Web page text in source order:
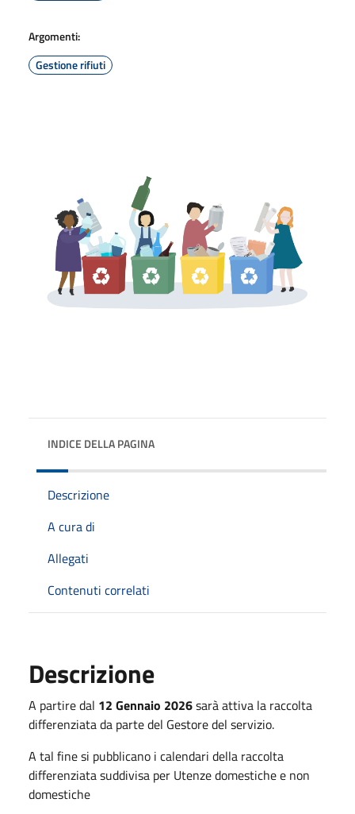
Argomenti:
Gestione rifiuti
INDICE DELLA PAGINA
Descrizione
A cura di
Allegati
Contenuti correlati
Descrizione
A partire dal 12 Gennaio 2026sarà attiva la raccolta
differenziata da parte del Gestore del servizio.
A tal fine si pubblicano i calendari della raccolta
differenziata suddivisa per Utenze domestiche e non
domestiche